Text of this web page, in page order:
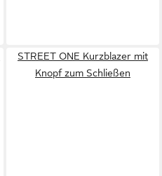
STREET ONE Kurzblazer mit
Knopf zum Schließen